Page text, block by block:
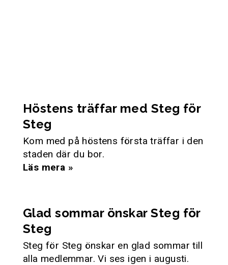
Höstens träffar med Steg för
Steg
Kom med på höstens första träffar i den
staden där du bor.
Läs mera »
Glad sommar önskar Steg för
Steg
Steg för Steg önskar en glad sommar till
alla medlemmar. Vi ses igen i augusti.